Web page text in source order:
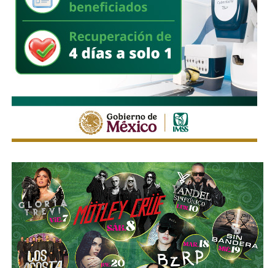
estacionen autos de los negocios de Carranza o
Himno Nacional.
La Avenida Chapultepec tiene varias señales que indican
que ellímite de velocidad es de 50 km/h, algunas casi
borradas -ahí te encargo, Ayuntamiento- pero en los
videos que circularon de autos voladores,en ninguno de
los casos, la velocidad del vehículo estaba por debajo
del límite permitido
.